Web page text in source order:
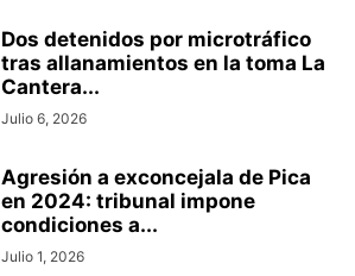
Dos detenidos por microtráfico
tras allanamientos en la toma La
Cantera...
Julio 6, 2026
Agresión a exconcejala de Pica
en 2024: tribunal impone
condiciones a...
Julio 1, 2026